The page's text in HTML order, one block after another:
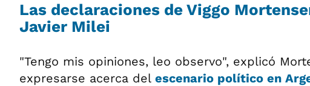
Las declaraciones de Viggo
Javier Milei
"Tengo mis opiniones, leo observo", explicó
expresarse acerca del escenario político en